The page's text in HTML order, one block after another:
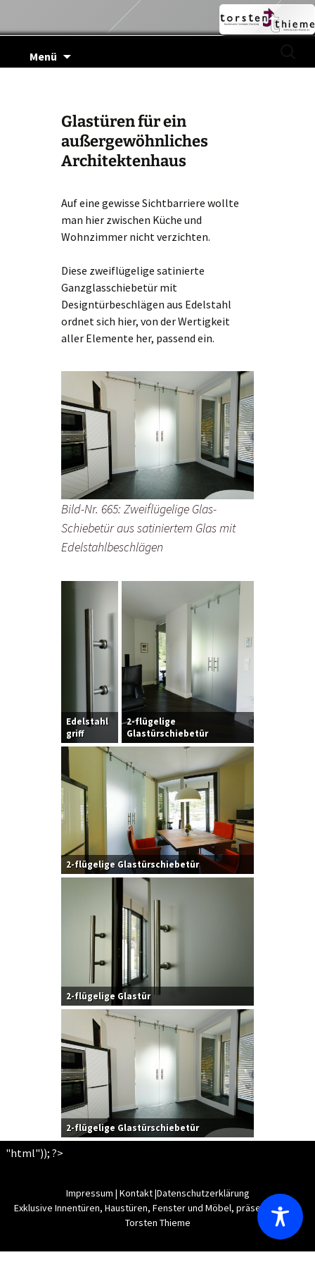
Menü
Inhalt
Glastüren für ein
außergewöhnliches
Architektenhaus
Auf eine gewisse Sichtbarriere wollte
man hier zwischen Küche und
Wohnzimmer nicht verzichten.
Diese zweiflügelige satinierte
Ganzglasschiebetür mit
Designtürbeschlägen aus Edelstahl
ordnet sich hier, von der Wertigkeit
aller Elemente her, passend ein.
Bild-Nr. 665: Zweiflügelige Glas-
Schiebetür aus satiniertem Glas mit
Edelstahlbeschlägen
Edelstahl
griff
2-flügelige
Glastürschiebetür
2-flügelige Glastürschiebetür
2-flügelige Glastür
2-flügelige Glastürschiebetür
"html")); ?>
Impressum | Kontakt|Datenschutzerklärung
Exklusive Innentüren, Haustüren, Fenster und Möbel, präsentiert von
Torsten Thieme